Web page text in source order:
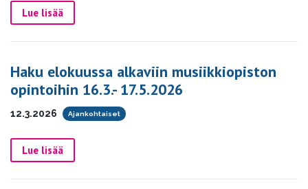
Lue lisää
Haku elokuussa alkaviin musiikkiopiston
opintoihin 16.3.- 17.5.2026
12.3.2026 Ajankohtaiset
Lue lisää